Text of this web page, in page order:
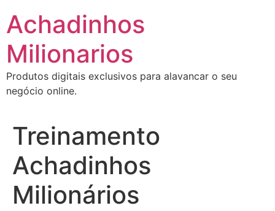
para
conteúdo
Achadinhos
Milionarios
Produtos digitais exclusivos para alavancar o seu
negócio online.
Treinamento
Achadinhos
Milionários